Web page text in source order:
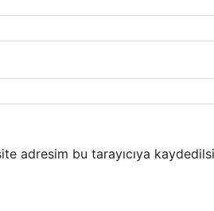
adresim bu tarayıcıya